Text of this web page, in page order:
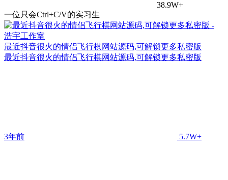
38.9W+
一位只会Ctrl+C/V的实习生
最近抖音很火的情侣飞行棋网站源码,可解锁更多私密版
最近抖音很火的情侣飞行棋网站源码,可解锁更多私密版
3年前 5.7W+